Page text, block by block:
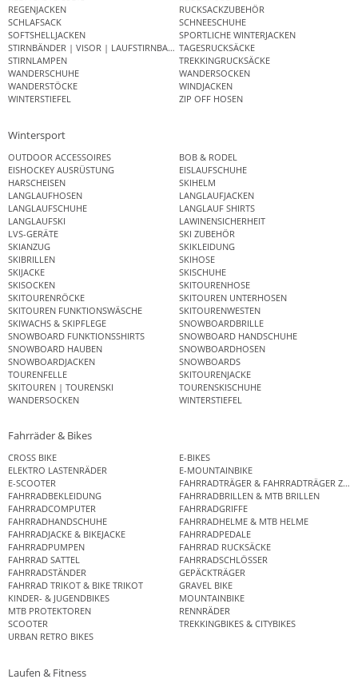
REGENJACKEN
RUCKSACKZUBEHÖR
SCHLAFSACK
SCHNEESCHUHE
SOFTSHELLJACKEN
SPORTLICHE WINTERJACKEN
STIRNBÄNDER | VISOR | LAUFSTIRNBANDTAGESRUCKSÄCKE
STIRNLAMPEN
TREKKINGRUCKSÄCKE
WANDERSCHUHE
WANDERSOCKEN
WANDERSTÖCKE
WINDJACKEN
WINTERSTIEFEL
ZIP OFF HOSEN
Wintersport
OUTDOOR ACCESSOIRES
BOB & RODEL
EISHOCKEY AUSRÜSTUNG
EISLAUFSCHUHE
HARSCHEISEN
SKIHELM
LANGLAUFHOSEN
LANGLAUFJACKEN
LANGLAUFSCHUHE
LANGLAUF SHIRTS
LANGLAUFSKI
LAWINENSICHERHEIT
LVS-GERÄTE
SKI ZUBEHÖR
SKIANZUG
SKIKLEIDUNG
SKIBRILLEN
SKIHOSE
SKIJACKE
SKISCHUHE
SKISOCKEN
SKITOURENHOSE
SKITOURENRÖCKE
SKITOUREN UNTERHOSEN
SKITOUREN FUNKTIONSWÄSCHE
SKITOURENWESTEN
SKIWACHS & SKIPFLEGE
SNOWBOARDBRILLE
SNOWBOARD FUNKTIONSSHIRTS
SNOWBOARD HANDSCHUHE
SNOWBOARD HAUBEN
SNOWBOARDHOSEN
SNOWBOARDJACKEN
SNOWBOARDS
TOURENFELLE
SKITOURENJACKE
SKITOUREN | TOURENSKI
TOURENSKISCHUHE
WANDERSOCKEN
WINTERSTIEFEL
Fahrräder & Bikes
CROSS BIKE
E-BIKES
ELEKTRO LASTENRÄDER
E-MOUNTAINBIKE
E-SCOOTER
FAHRRADTRÄGER & FAHRRADTRÄGER
FAHRRADBEKLEIDUNG
FAHRRADBRILLEN & MTB BRILLEN
FAHRRADCOMPUTER
FAHRRADGRIFFE
FAHRRADHANDSCHUHE
FAHRRADHELME & MTB HELME
FAHRRADJACKE & BIKEJACKE
FAHRRADPEDALE
FAHRRADPUMPEN
FAHRRAD RUCKSÄCKE
FAHRRAD SATTEL
FAHRRADSCHLÖSSER
FAHRRADSTÄNDER
GEPÄCKTRÄGER
FAHRRAD TRIKOT & BIKE TRIKOT
GRAVEL BIKE
KINDER- & JUGENDBIKES
MOUNTAINBIKE
MTB PROTEKTOREN
RENNRÄDER
SCOOTER
TREKKINGBIKES & CITYBIKES
URBAN RETRO BIKES
Laufen & Fitness